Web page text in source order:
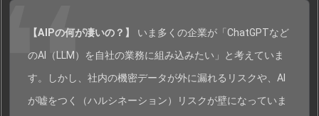
【AIPの何が凄いの？】
いま多くの企業が「ChatGPTなど
のAI（LLM）を自社の業務に組み込みたい」と考えていま
す。しかし、社内の機密データが外に漏れるリスクや、AI
が嘘をつく（ハルシネーション）リスクが壁になっていま